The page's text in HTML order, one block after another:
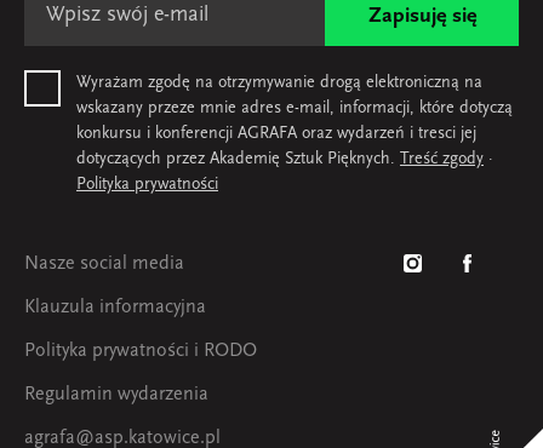
Zapisuję się
Wyrażam zgodę na otrzymywanie drogą elektroniczną na
wskazany przeze mnie adres e-mail, informacji, które dotyczą
konkursu i konferencji AGRAFA oraz wydarzeń i tresci jej
dotyczących przez Akademię Sztuk Pięknych. Treść zgody ·
Polityka prywatności
Nasze social media
Klauzula informacyjna
Polityka prywatności i RODO
Regulamin wydarzenia
agrafa@asp.katowice.pl